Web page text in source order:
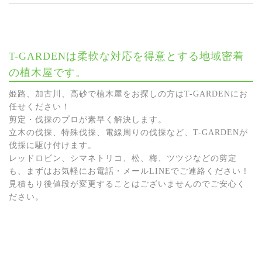
T-GARDENは柔軟な対応を得意とする地域密着
の植木屋です。
姫路、加古川、高砂で植木屋をお探しの方はT-GARDENにお
任せください！
剪定・伐採のプロが素早く解決します。
立木の伐採、特殊伐採、電線周りの伐採など、T-GARDENが
伐採に駆け付けます。
レッドロビン、シマネトリコ、松、梅、ツツジなどの剪定
も、まずはお気軽にお電話・メールLINEでご連絡ください！
見積もり後値段が変更することはございませんのでご安心く
ださい。